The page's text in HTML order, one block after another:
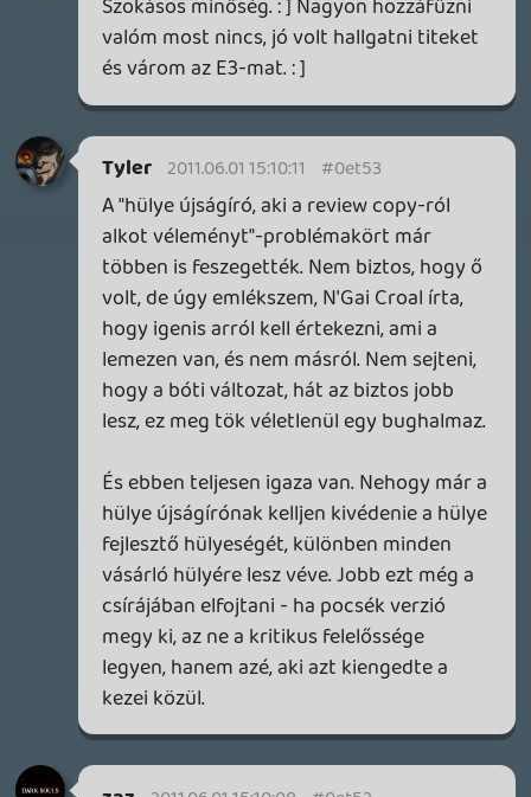
ott bármi nagy durr lett volna. Dio3-al mi
van már? Lassan elavul az is a fenébe és
még meg se jelent.
A Digital Reality szerintem jó irányba
halad, rengeteg régebben dobozos
cuccokra, jobban tartható, fejlesztési idők,
kisebb elvárások, kisebb kockázat, kisebb
bukási lehetőség. Sok sikert nekik.
Kegyetlen, hogy az Xbx Arcade a kezdeti
indie csatornából micsoda egy
professzionális játékokat ontó kürtő lett.
Már ott se lehet akármivel kijönni.
liquid 2011.05.31 22:07:09 #0et4l
És a többi konzolgyártóról sem nagyon,
kivéve talán a Nintendót, minimális
beszélnünk, ha MOST jönnek az
újdonságok, és következő hónapban úgyis
ők lesznek a főszereplők? 🙂
Kalamoj
2011.05.31 21:43:52
Kalamoj 2011.05.31 21:43:52 #0et4k
Ezt én is hiányoltam.
Mondjuk Sonyról alapból nem sok szó
esett, bár a DS teszt után nem csoda. 😃
😛